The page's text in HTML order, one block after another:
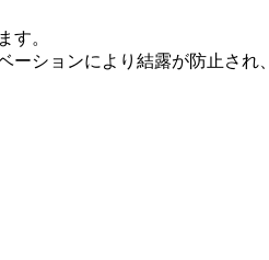
す。
ションにより結露が防止され、